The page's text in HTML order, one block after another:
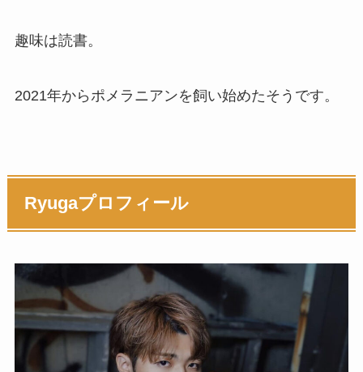
趣味は読書。
2021年からポメラニアンを飼い始めたそうです。
Ryugaプロフィール